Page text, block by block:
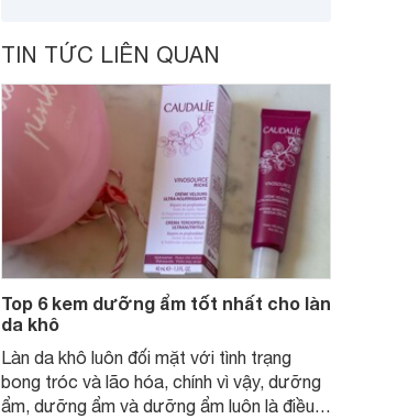
TIN TỨC LIÊN QUAN
Top 6 kem dưỡng ẩm tốt nhất cho làn
da khô
Làn da khô luôn đối mặt với tình trạng
bong tróc và lão hóa, chính vì vậy, dưỡng
ẩm, dưỡng ẩm và dưỡng ẩm luôn là điều